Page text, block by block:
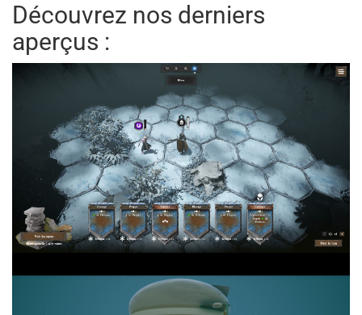
Découvrez nos derniers
aperçus :